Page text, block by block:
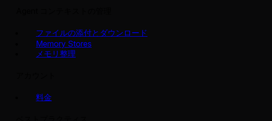
ファイルの添付とダウンロード
Memory Stores
メモリ整理
料金